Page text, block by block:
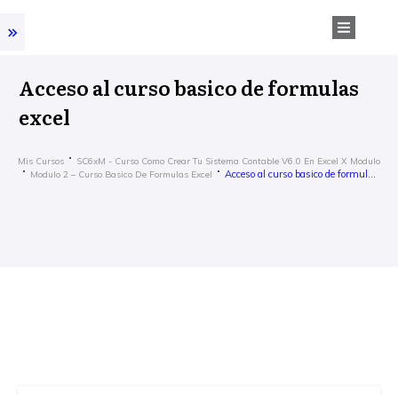
Acceso al curso basico de formulas
excel
Mis Cursos
SC6xM - Curso Como Crear Tu Sistema Contable V6.0 En Excel X Modulo
Modulo 2 – Curso Basico De Formulas Excel